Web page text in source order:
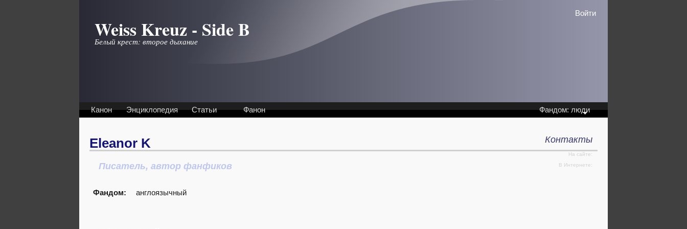
Weiss Kreuz - Side B
Белый крест: второе дыхание
Войти
Канон Энциклопедия Статьи Фанон Фандом: люди
Eleanor K
Писатель, автор фанфиков
Фандом: англоязычный
Контакты
На сайте:
В Интернете: